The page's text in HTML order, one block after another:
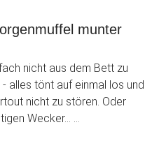
munter
nicht aus dem Bett zu
alles tönt auf einmal los und
nicht zu stören. Oder
Wecker...